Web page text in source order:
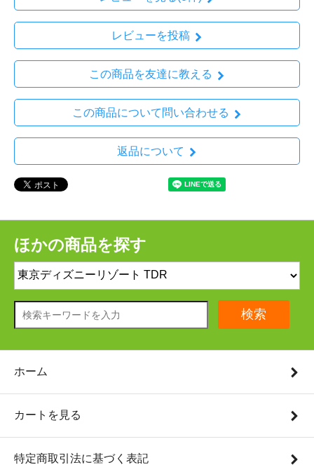
レビューを投稿
この商品を友達に教える
この商品について問い合わせる
返品について
ほかの商品を探す
検索
ホーム
カートを見る
特定商取引法に基づく表記